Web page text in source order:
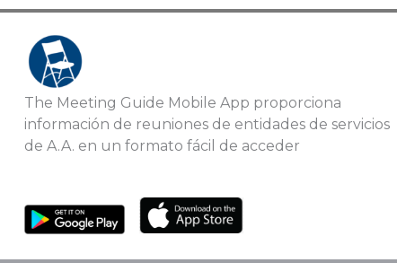
The Meeting Guide Mobile App proporciona
información de reuniones de entidades de servicios
de A.A. en un formato fácil de acceder